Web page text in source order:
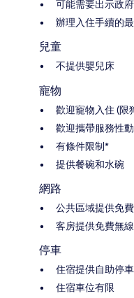
可能需要出示政
辦理入住手續的
兒童
不提供嬰兒床
寵物
歡迎寵物入住 (限
歡迎攜帶服務性
有條件限制*
提供餐碗和水碗
網路
公共區域提供免
客房提供免費無
停車
住宿提供自助停車
住宿車位有限